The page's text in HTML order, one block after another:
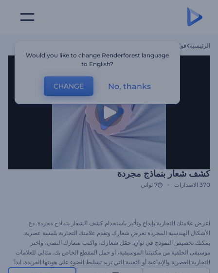
الرئيسية قوالب
كشف شعار بنماذج مجردة
370 الاصدارات 7 ثواني
اعرض علامتك التجارية بإبداع وتأثير باستخدام كشف الشعار بنماذج مجردة. دع
الأشكال الهندسية المجردة تعرض شعارك وتقدم علامتك التجارية بلمسة عصرية.
يمكنك تخصيص النموذج في ثوانِ: حمّل شعارك، واكتب شعارك النصي، واختر
موسيقى الخلفية من مكتبتنا الموسيقية، أو حمل المقطع الخاص بك. مثالي للعلامات
التجارية العصرية والإبداعية أو التقنية التي تريد تسليط الضوء على هويتها الفريدة. ابدأ
Would you like to change Renderforest language
to English?
CHANGE No, thanks